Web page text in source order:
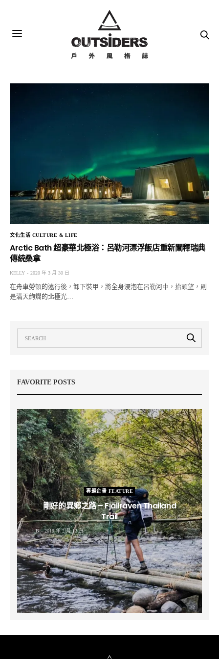
文化生活 CULTURE & LIFE
Arctic Bath 超豪華北極浴：呂勒河漂浮飯店重新闡釋瑞典
傳統桑拿
KELLY 2020 年 3 月 30 日
在舟車勞頓的遠行後，卸下裝甲，將全身浸泡在呂勒河中，抬頭望，則
是滿天絢爛的北極光…
FAVORITE POSTS
專題企畫 FEATURE
剛好的異鄉之路 – Fjällräven Thailand
Trail
B 2019 年 2 月 12 日